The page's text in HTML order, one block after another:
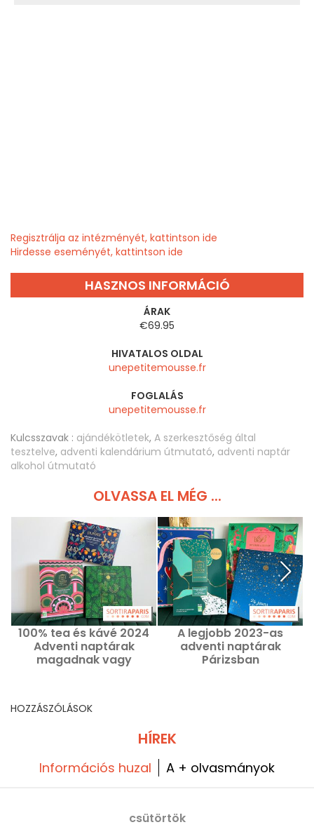
Regisztrálja az intézményét, kattintson ide
Hirdesse eseményét, kattintson ide
HASZNOS INFORMÁCIÓ
ÁRAK
€69.95
HIVATALOS OLDAL
unepetitemousse.fr
FOGLALÁS
unepetitemousse.fr
Kulcsszavak : ajándékötletek, A szerkesztőség által
tesztelve, adventi kalendárium útmutató, adventi naptár
alkohol útmutató
OLVASSA EL MÉG ...
100% tea és kávé 2024
Adventi naptárak
magadnak vagy
A legjobb 2023-as
adventi naptárak
Párizsban
HOZZÁSZÓLÁSOK
HÍREK
Információs huzal A + olvasmányok
csütörtök